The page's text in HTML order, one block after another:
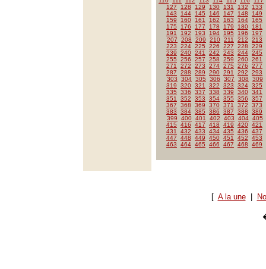
127
128 129 130 131 132
133
143
144 145 146 147 148
149
159
160 161 162 163 164
165
175
176 177 178 179 180
181
191
192 193 194 195 196
197
207
208 209 210 211 212
213
223
224 225 226 227 228
229
239
240 241 242 243 244 245
255
256 257 258 259 260 261
271
272 273 274 275 276
277
287
288 289 290 291 292
293
303
304 305 306 307 308
309
319
320 321 322 323 324 325
335
336 337 338 339 340 341
351
352 353 354 355 356
357
367
368 369 370 371 372
373
383
384 385 386 387 388
389
399
400 401 402 403 404 405
415
416 417 418 419 420 421
431
432 433 434 435 436
437
447
448 449 450 451 452
453
463
464 465 466 467 468 469
[ A la une|